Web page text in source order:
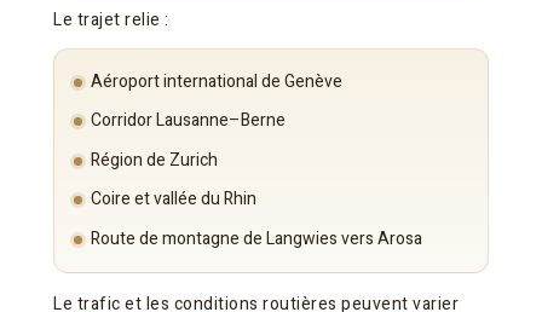
Le trajet relie :
Aéroport international de Genève
Corridor Lausanne–Berne
Région de Zurich
Coire et vallée du Rhin
Route de montagne de Langwies vers Arosa
Le trafic et les conditions routières peuvent varier